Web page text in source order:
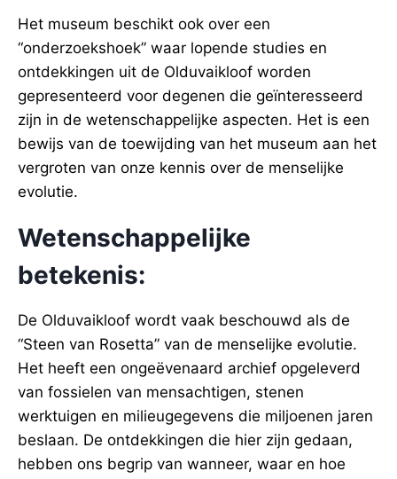
Het museum beschikt ook over een
“onderzoekshoek” waar lopende studies en
ontdekkingen uit de Olduvaikloof worden
gepresenteerd voor degenen die geïnteresseerd
zijn in de wetenschappelijke aspecten. Het is een
bewijs van de toewijding van het museum aan het
vergroten van onze kennis over de menselijke
evolutie.
Wetenschappelijke
betekenis:
De Olduvaikloof wordt vaak beschouwd als de
“Steen van Rosetta” van de menselijke evolutie.
Het heeft een ongeëvenaard archief opgeleverd
van fossielen van mensachtigen, stenen
werktuigen en milieugegevens die miljoenen jaren
beslaan. De ontdekkingen die hier zijn gedaan,
hebben ons begrip van wanneer, waar en hoe